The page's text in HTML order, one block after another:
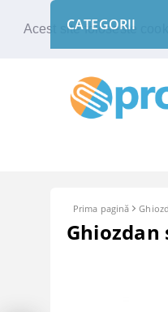
Acest site foloseste
CATEGORII
Prima pagină
Ghiozdan